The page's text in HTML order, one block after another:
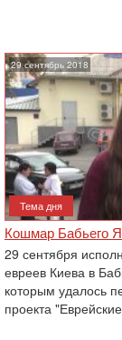
29 сентябрь 2018
Тема дня
Кошмар Бабьего
29 сентября
евреев Киева в
которым удалось
проекта "Еврейские